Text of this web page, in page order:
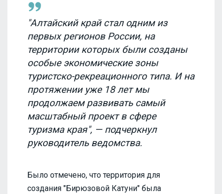
"Алтайский край стал одним из
первых регионов России, на
территории которых были созданы
особые экономические зоны
туристско-рекреационного типа. И на
протяжении уже 18 лет мы
продолжаем развивать самый
масштабный проект в сфере
туризма края", — подчеркнул
руководитель ведомства.
Было отмечено, что территория для
создания "Бирюзовой Катуни" была